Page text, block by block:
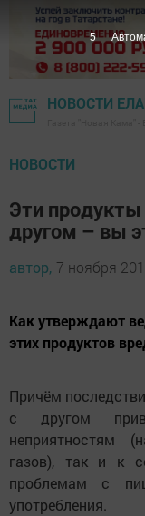
НОВОСТИ
НОВОСТИ
Эти
другом – вы
автор, 7 ноября
Как утверждают
этих продуктов
Причём
с другом
неприятностям
газов), так и к
проблемам с
употребления.
4